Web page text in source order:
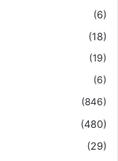
(6)
(18)
(19)
(6)
(846)
(480)
(29)